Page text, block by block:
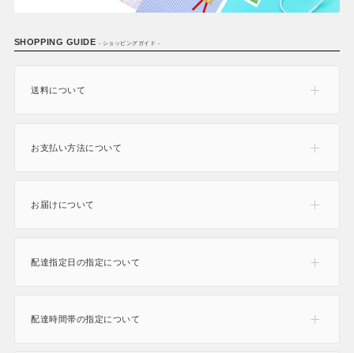
SHOPPING GUIDE - ショッピングガイド -
送料について
お支払い方法について
お届けについて
配達指定日の指定について
配達時間帯の指定について